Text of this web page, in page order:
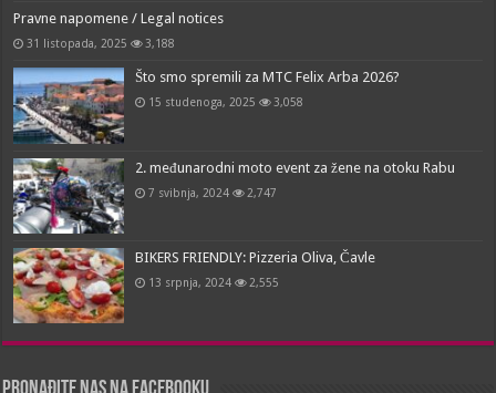
Pravne napomene / Legal notices
31 listopada, 2025 3,188
Što smo spremili za MTC Felix Arba 2026?
15 studenoga, 2025 3,058
2. međunarodni moto event za žene na otoku Rabu
7 svibnja, 2024 2,747
BIKERS FRIENDLY: Pizzeria Oliva, Čavle
13 srpnja, 2024 2,555